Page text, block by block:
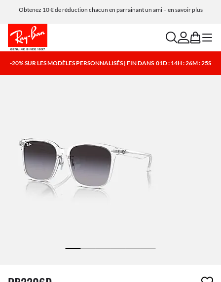
Obtenez 10 € de réduction chacun en parrainant un ami – en savoir plus
searchaccount
bag menu
-20% SUR LES MODÈLES PERSONNALISÉS | FIN DANS 01D : 14H : 26M : 24S
1 article a été retiré de votre liste de souhaits